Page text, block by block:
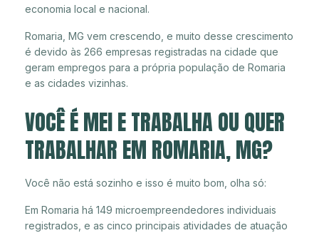
economia local e nacional.
Romaria, MG vem crescendo, e muito desse crescimento
é devido às 266 empresas registradas na cidade que
geram empregos para a própria população de Romaria
e as cidades vizinhas.
VOCÊ É MEI E TRABALHA OU QUER
TRABALHAR EM ROMARIA, MG?
Você não está sozinho e isso é muito bom, olha só:
Em Romaria há 149 microempreendedores individuais
registrados, e as cinco principais atividades de atuação